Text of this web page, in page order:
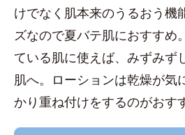
けでなく肌本来のうるおう機
ズなので夏バテ肌におすすめ
ている肌に使えば、みずみず
肌へ。ローションは乾燥が気
かり重ね付けをするのがおす